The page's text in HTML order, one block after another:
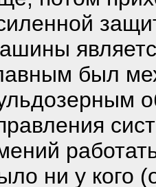
был
ни у кого